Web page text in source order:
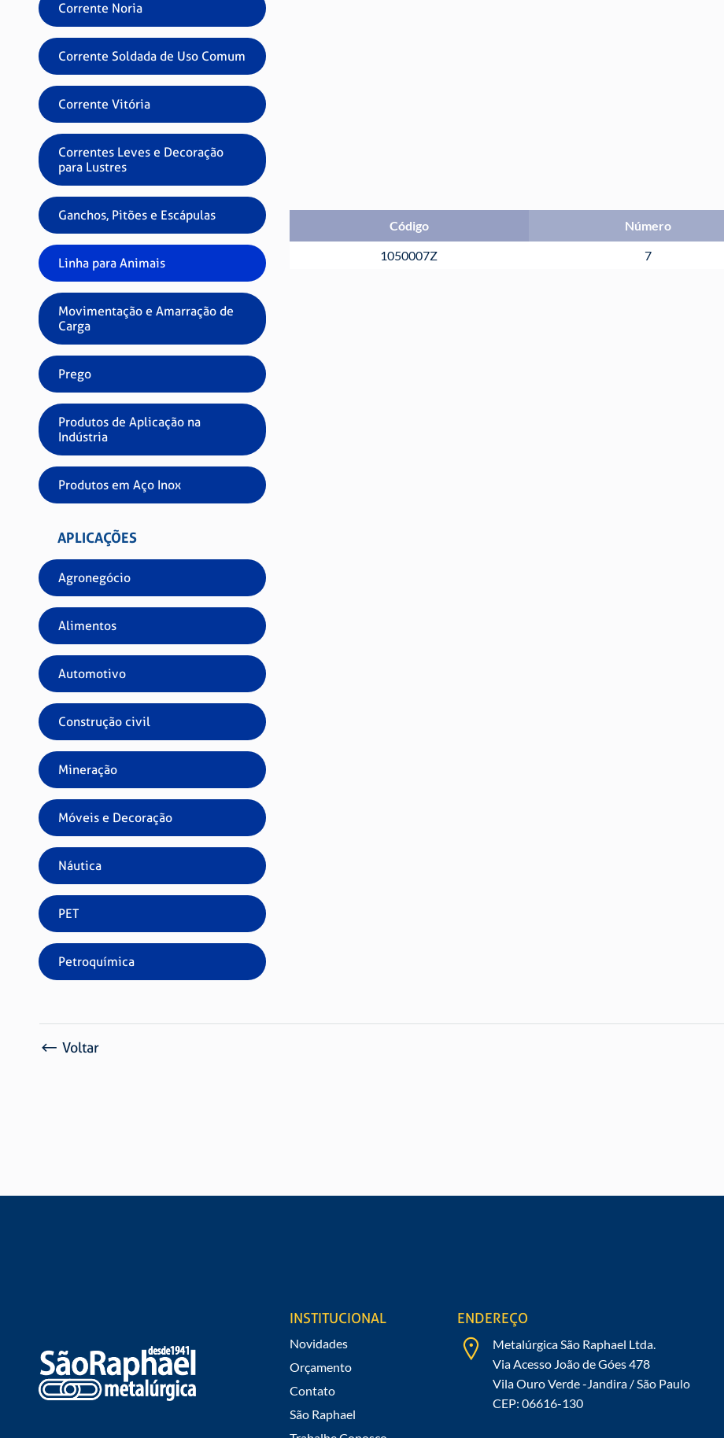
Corrente Noria
Corrente Soldada de Uso Comum
Corrente Vitória
Correntes Leves e Decoração
para Lustres
Ganchos, Pitões e Escápulas
Linha para Animais
Movimentação e Amarração de
Carga
Prego
Produtos de Aplicação na
Indústria
Produtos em Aço Inox
APLICAÇÕES
Agronegócio
Alimentos
Automotivo
Construção civil
Mineração
Móveis e Decoração
Náutica
PET
Petroquímica
Código Número
1050007Z
7
Voltar
INSTITUCIONAL
Novidades
Orçamento
Contato
São Raphael
ENDEREÇO
Metalúrgica São Raphael Ltda.
Via Acesso João de Góes 478
Vila Ouro Verde -Jandira / São Paulo
CEP: 06616-130